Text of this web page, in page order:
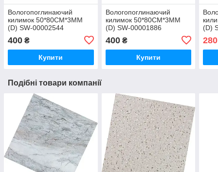
Вологопоглинаючий
килимок 50*80CM*3MM
(D) SW-00002544
400 ₴
Купити
Вологопоглинаючий
килимок 50*80CM*3MM
(D) SW-00001886
400₴
Купити
(D)
280
Подібні товари компанії